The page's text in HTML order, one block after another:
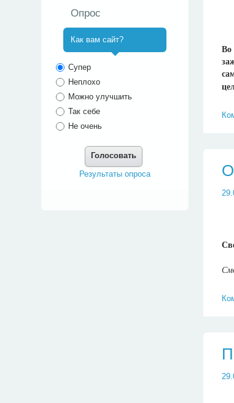
Во
Опрос
Как вам сайт?
Супер
Неплохо
Можно улучшить
Так себе
Не очень
Голосовать
Результаты опроса